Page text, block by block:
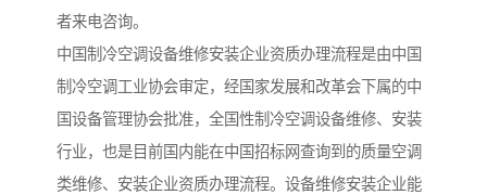
者来电咨询。
中国制冷空调设备维修安装企业资质办理流程是由中国
制冷空调工业协会审定，经国家发展和改革会下属的中
国设备管理协会批准，全国性制冷空调设备维修、安装
行业，也是目前国内能在中国招标网查询到的质量空调
类维修、安装企业资质办理流程。设备维修安装企业能